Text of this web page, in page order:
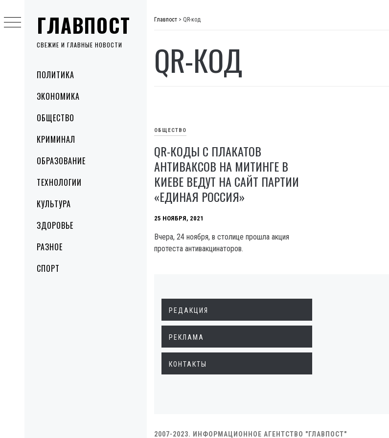
ГЛАВПОСТ
СВЕЖИЕ И ГЛАВНЫЕ НОВОСТИ
MenuПОЛИТИКА
ЭКОНОМИКА
ОБЩЕСТВО
КРИМИНАЛ
ОБРАЗОВАНИЕ
ТЕХНОЛОГИИ
КУЛЬТУРА
ЗДОРОВЬЕ
РАЗНОЕ
СПОРТ
to
content
Главпост > QR-код
QR-КОД
ОБЩЕСТВО
QR-КОДЫ С ПЛАКАТОВ
АНТИВАКCОВ НА МИТИНГЕ В
КИЕВЕ ВЕДУТ НА САЙТ ПАРТИИ
«ЕДИНАЯ РОССИЯ»
25 НОЯБРЯ, 2021
Вчера, 24 ноября, в столице прошла акция
протеста антивакцинаторов.
РЕДАКЦИЯ
РЕКЛАМА
КОНТАКТЫ
2007-2023. ИНФОРМАЦИОННОЕ АГЕНТСТВО "ГЛАВПОСТ"